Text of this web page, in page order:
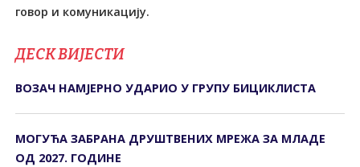
говор и комуникацију.
ДЕСК ВИЈЕСТИ
ВОЗАЧ НАМЈЕРНО УДАРИО У ГРУПУ БИЦИКЛИСТА
МОГУЋА ЗАБРАНА ДРУШТВЕНИХ МРЕЖА ЗА МЛАДЕ
ОД 2027. ГОДИНЕ